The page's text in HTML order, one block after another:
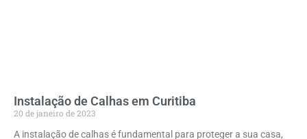
Instalação de Calhas em Curitiba
20 de janeiro de 2023
A instalação de calhas é fundamental para proteger a sua casa,